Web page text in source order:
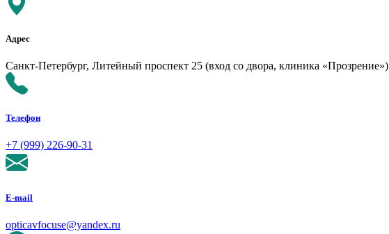
Адрес
Санкт-Петербург, Литейный проспект 25 (вход со двора, клиника «Прозрение»)
Телефон
+7 (999) 226-90-31
E-mail
opticavfocuse@yandex.ru